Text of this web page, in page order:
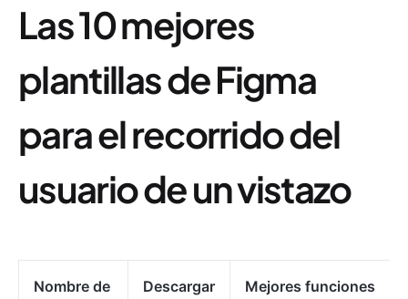
Las 10 mejores
plantillas de Figma
para el recorrido del
usuario de un vistazo
Nombre de
Descargar
Mejores funciones